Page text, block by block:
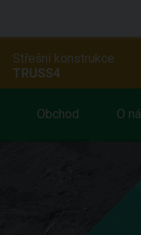
Obchod O
Střešní konstrukce
TRUSS4